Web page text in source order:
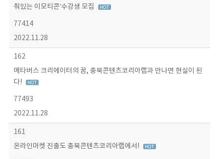
춰있는 이모티콘’수강생 모집
77414
2022.11.28
162
메타버스 크리에이터의 꿈, 충북콘텐츠코리아랩과 만나면 현실이 된
다!
77493
2022.11.28
161
온라인마켓 진출도 충북콘텐츠코리아랩에서!